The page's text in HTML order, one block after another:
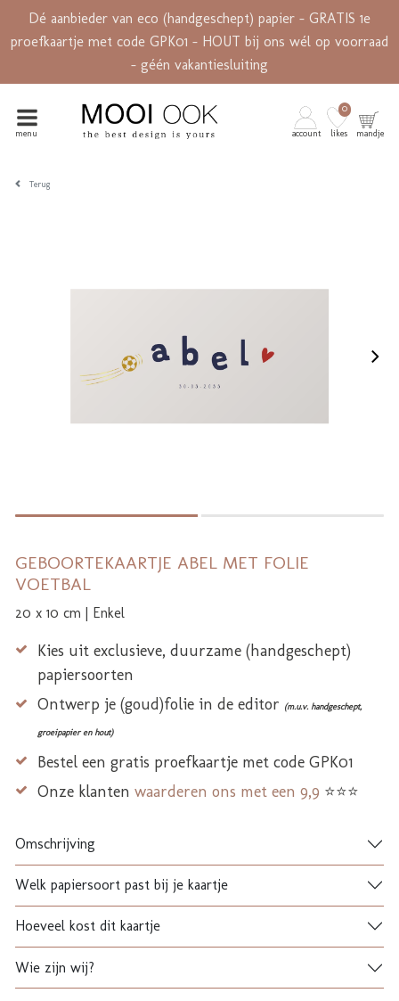
Dé aanbieder van eco (handgeschept) papier - GRATIS 1e
proefkaartje met code GPK01 - HOUT bij ons wél op voorraad
- géén vakantiesluiting
menu account likes
0
mandje
Terug
GEBOORTEKAARTJE ABEL MET FOLIE
VOETBAL
20 x 10 cm | Enkel
Kies uit exclusieve, duurzame (handgeschept)
papiersoorten
Ontwerp je (goud)folie in de editor (m.u.v. handgeschept,
groeipapier en hout)
Bestel een gratis proefkaartje met code GPK01
Onze klanten waarderen ons met een 9,9 ⭐⭐⭐
Omschrijving
Welk papiersoort past bij je kaartje
Hoeveel kost dit kaartje
Wie zijn wij?